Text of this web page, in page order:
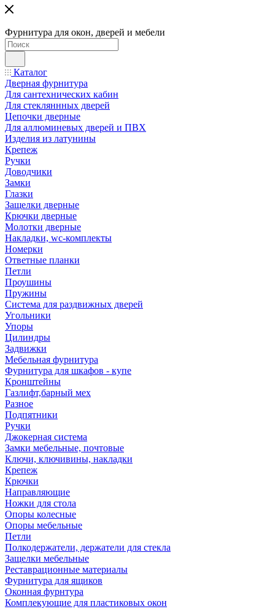
Фурнитура для окон, дверей и мебели
Каталог
Дверная фурнитура
Для сантехнических кабин
Для стекляннных дверей
Цепочки дверные
Для аллюминевых дверей и ПВХ
Изделия из латунины
Крепеж
Ручки
Доводчики
Замки
Глазки
Защелки дверные
Крючки дверные
Молотки дверные
Накладки, wc-комплекты
Номерки
Ответные планки
Петли
Проушины
Пружины
Система для раздвижных дверей
Угольники
Упоры
Цилиндры
Задвижки
Мебельная фурнитура
Фурнитура для шкафов - купе
Кронштейны
Газлифт,барный мех
Разное
Подпятники
Ручки
Джокерная система
Замки мебельные, почтовые
Ключи, ключивины, накладки
Крепеж
Крючки
Направляющие
Ножки для стола
Опоры колесные
Опоры мебельные
Петли
Полкодержатели, держатели для стекла
Защелки мебельные
Реставрационные материалы
Фурнитура для ящиков
Оконная фурнтура
Комплекующие для пластиковых окон